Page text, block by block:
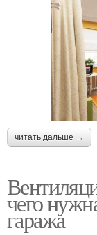
читать дальше →
чего
гаража